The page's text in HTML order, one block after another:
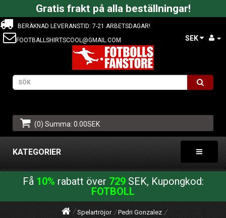
Gratis frakt på alla beställningar!
BERÄKNAD LEVERANSTID: 7-21 ARBETSDAGAR!
FOOTBALLSHIRTSCOOL@GMAIL.COM
SEK
(0) Summa: 0.00SEK
KATEGORIER
Få 10% rabatt över 729SEK, Kupongkod:
FOTBOLL
Spelartröjor
Pedri Gonzalez